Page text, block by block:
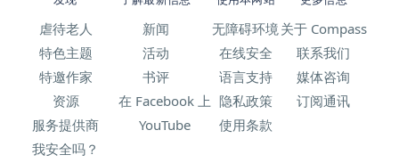
虐待老人
特色主题
特邀作家
资源
服务提供商
我安全吗？
新闻
活动
书评
在 Facebook 上
YouTube
无障碍环境
在线安全
语言支持
隐私政策
使用条款
关于 Compass
联系我们
媒体咨询
订阅通讯